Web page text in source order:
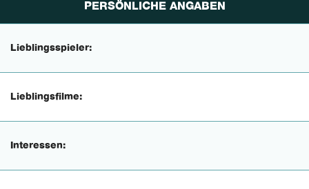
PERSÖNLICHE ANGABEN
Lieblingsspieler:
Lieblingsfilme:
Interessen: